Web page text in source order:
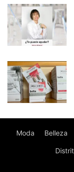
Moda Belleza